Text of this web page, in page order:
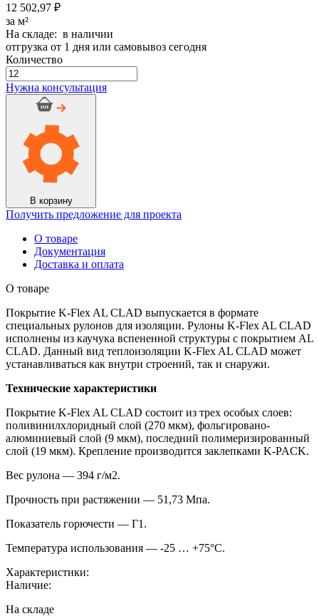
12 502,97 ₽
за м²
На складе: в наличии
отгрузка от 1 дня или самовывоз сегодня
Количество
Количество
товара
Рулон
ECO
CLAD
Нужна консультация
В корзину
Получить предложение для проекта
О товаре
Документация
Доставка и оплата
О товаре
Покрытие K-Flex AL CLAD выпускается в формате
специальных рулонов для изоляции. Рулоны K-Flex AL CLAD
исполнены из каучука вспененной структуры с покрытием AL
CLAD. Данный вид теплоизоляции K-Flex AL CLAD может
устанавливаться как внутри строений, так и снаружи.
Технические характеристики
Покрытие K-Flex AL CLAD состоит из трех особых слоев:
поливинилхлоридный слой (270 мкм), фольгировано-
алюминиевый слой (9 мкм), последний полимеризированный
слой (19 мкм). Крепление производится заклепками K-PACK.
Вес рулона — 394 г/м2.
Прочность при растяжении — 51,73 Мпа.
Показатель горючести — Г1.
Температура использования — -25 … +75°С.
Характеристики:
Наличие:
На складе